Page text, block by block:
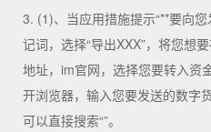
3. (1)、当应用措施提示“**要向
记词，选择“导出XXX”，将您想
地址，im官网，选择您要转入资
开浏览器，输入您要发送的数字
可以直接搜索“”。